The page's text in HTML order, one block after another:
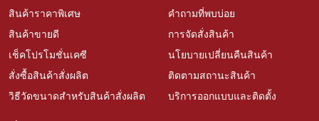
สินค้าราคาพิเศษ
สินค้าขายดี
เช็คโปรโมชั่นเคซี
สั่งซื้อสินค้าสั่งผลิต
วิธีวัดขนาดสำหรับสินค้าสั่งผลิต
คำถามที่พบบ่อย
การจัดสั่งสินค้า
นโยบายเปลี่ยนคืนสินค้า
ติดตามสถานะสินค้า
บริการออกแบบและติดตั้ง